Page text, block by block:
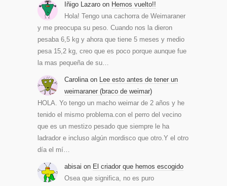
Iñigo Lazaro on Hemos vuelto!!
Hola! Tengo una cachorra de Weimaraner
y me preocupa su peso. Cuando nos la dieron
pesaba 6,5 kg y ahora que tiene 5 meses y medio
pesa 15,2 kg, creo que es poco porque aunque fue
la mas pequeña de su…
Carolina on Lee esto antes de tener un
weimaraner (braco de weimar)
HOLA. Yo tengo un macho weimar de 2 años y he
tenido el mismo problema.con el perro del vecino
que es un mestizo pesado que siempre le ha
ladrador e incluso algún mordisco que otro.Y el otro
día el mí…
abisai on El criador que hemos escogido
Osea que significa, no es puro